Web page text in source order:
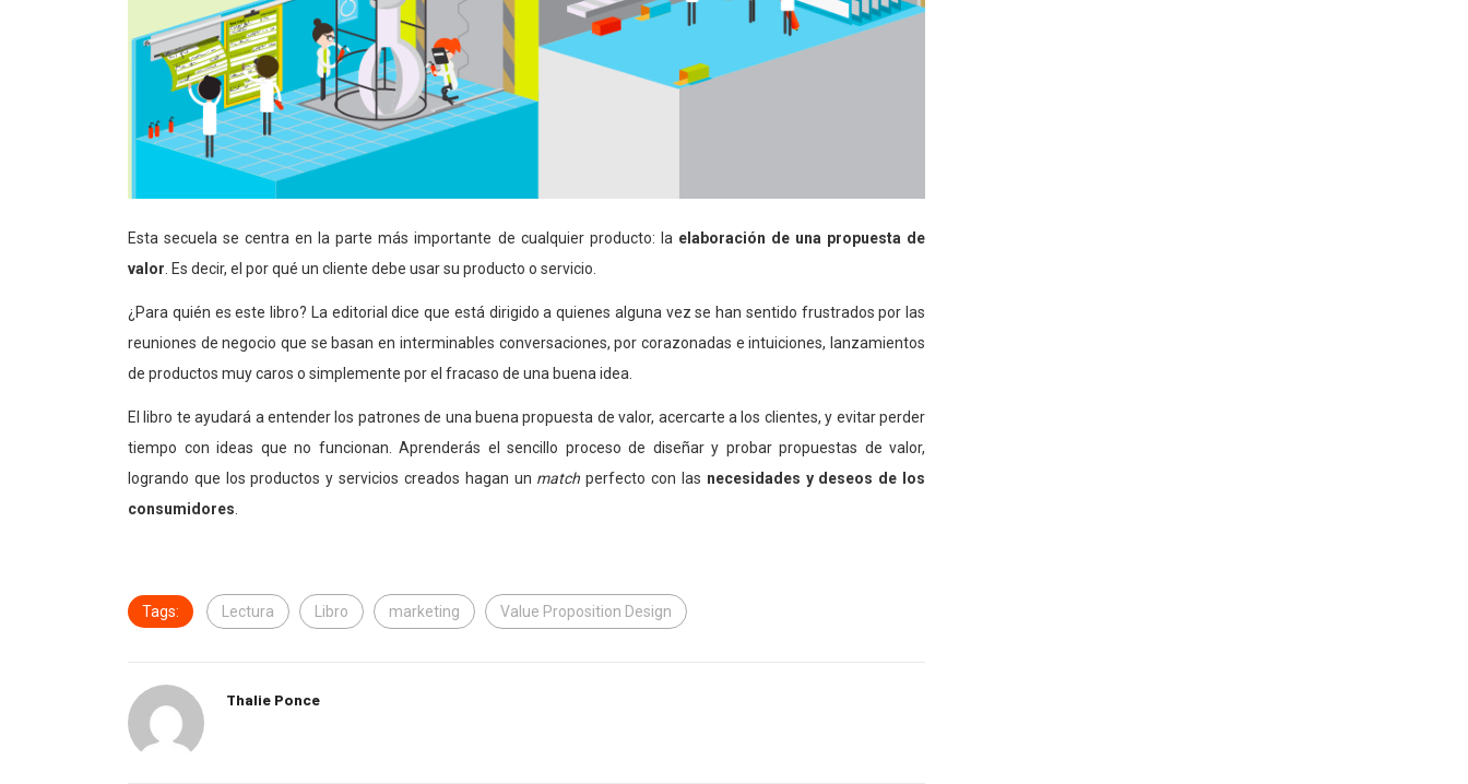
Esta secuela se centra en la parte más importante de cualquier producto: la elaboración de una propuesta de
valor . Es decir, el por qué un cliente debe usar su producto o servicio.
¿Para quién es este libro? La editorial dice que está dirigido a quienes alguna vez se han sentido frustrados por las
reuniones de negocio que se basan en interminables conversaciones, por corazonadas e intuiciones, lanzamientos
de productos muy caros o simplemente por el fracaso de una buena idea.
El libro te ayudará a entender los patrones de una buena propuesta de valor, acercarte a los clientes, y evitar perder
tiempo con ideas que no funcionan. Aprenderás el sencillo proceso de diseñar y probar propuestas de valor,
logrando que los productos y servicios creados hagan un match perfecto con las necesidades y deseos de los
consumidores
Tags: Lectura Libro marketing Value Proposition Design
Thalie Ponce